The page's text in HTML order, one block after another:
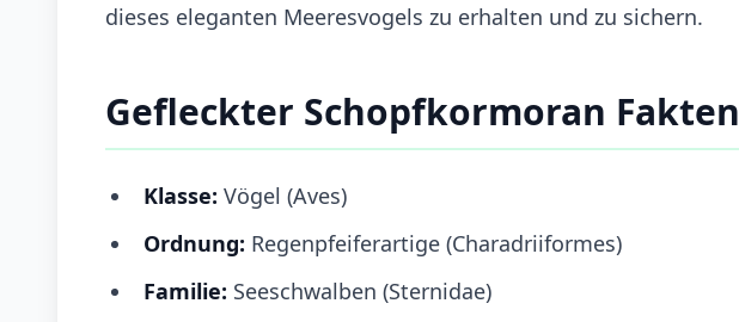
dieses eleganten Meeresvogels zu erhalten und zu sichern.
Gefleckter Schopfkormoran Fakten
Klasse: Vögel (Aves)
Ordnung: Regenpfeiferartige (Charadriiformes)
Familie: Seeschwalben (Sternidae)